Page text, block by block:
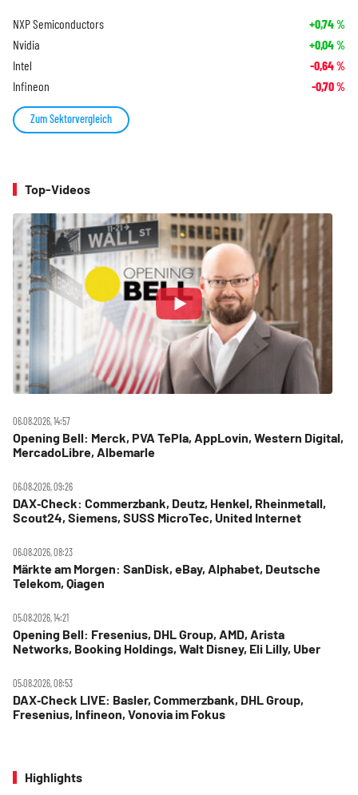
NXP Semiconductors +0,74%
Nvidia +0,04%
Intel -0,64%
Infineon -0,70%
Zum Sektorvergleich
Top-Videos
06.08.2026, 14:57
Opening Bell: Merck, PVA TePla, AppLovin, Western Digital,
MercadoLibre, Albemarle
06.08.2026, 09:26
DAX‑Check: Commerzbank, Deutz, Henkel, Rheinmetall,
Scout24, Siemens, SUSS MicroTec, United Internet
06.08.2026, 08:23
Märkte am Morgen: SanDisk, eBay, Alphabet, Deutsche
Telekom, Qiagen
05.08.2026, 14:21
Opening Bell: Fresenius, DHL Group, AMD, Arista
Networks, Booking Holdings, Walt Disney, Eli Lilly, Uber
05.08.2026, 08:53
DAX‑Check LIVE: Basler, Commerzbank, DHL Group,
Fresenius, Infineon, Vonovia im Fokus
Highlights